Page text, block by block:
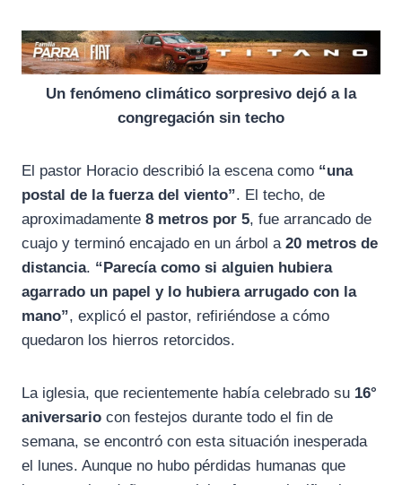
Un fenómeno climático sorpresivo dejó a la
congregación sin techo
El pastor Horacio describió la escena como “una
postal de la fuerza del viento”. El techo, de
aproximadamente 8 metros por 5, fue arrancado de
cuajo y terminó encajado en un árbol a 20 metros de
distancia. “Parecía como si alguien hubiera
agarrado un papel y lo hubiera arrugado con la
mano”, explicó el pastor, refiriéndose a cómo
quedaron los hierros retorcidos.
La iglesia, que recientemente había celebrado su 16°
aniversario con festejos durante todo el fin de
semana, se encontró con esta situación inesperada
el lunes. Aunque no hubo pérdidas humanas que